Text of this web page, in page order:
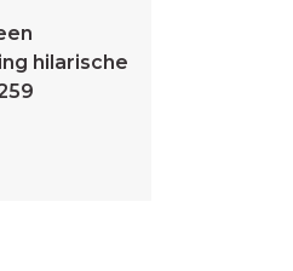
hilarische